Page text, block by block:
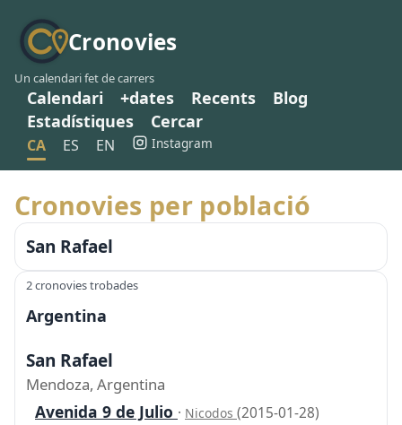
Cronovies
Un calendari fet de carrers
Calendari +dates Recents
Blog
Estadístiques
Cercar
CA ES EN Instagram
Cronovies per població
San Rafael
2 cronovies trobades
Argentina
San Rafael
Mendoza, Argentina
Avenida 9 de Julio · Nicodos (2015-01-28)